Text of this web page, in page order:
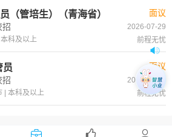
（管培生）（青海省）
招
科及以上
面议
2026-07-29
前程无忧
员
招
| 本科及以上
面议
2026-07-29
前程无忧